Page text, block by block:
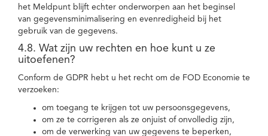
het Meldpunt blijft echter onderworpen aan het beginsel
van gegevensminimalisering en evenredigheid bij het
gebruik van de gegevens.
4.8. Wat zijn uw rechten en hoe kunt u ze
uitoefenen?
Conform de GDPR hebt u het recht om de FOD Economie te
verzoeken:
om toegang te krijgen tot uw persoonsgegevens,
om ze te corrigeren als ze onjuist of onvolledig zijn,
om de verwerking van uw gegevens te beperken,